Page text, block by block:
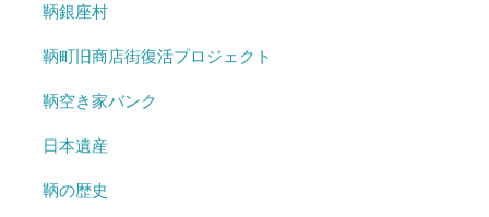
鞆銀座村
鞆町旧商店街復活プロジェクト
鞆空き家バンク
日本遺産
鞆の歴史